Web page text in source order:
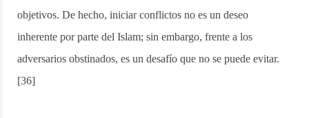
objetivos. De hecho, iniciar conflictos no es un deseo
inherente por parte del Islam; sin embargo, frente a los
adversarios obstinados, es un desafío que no se puede evitar.
[36]